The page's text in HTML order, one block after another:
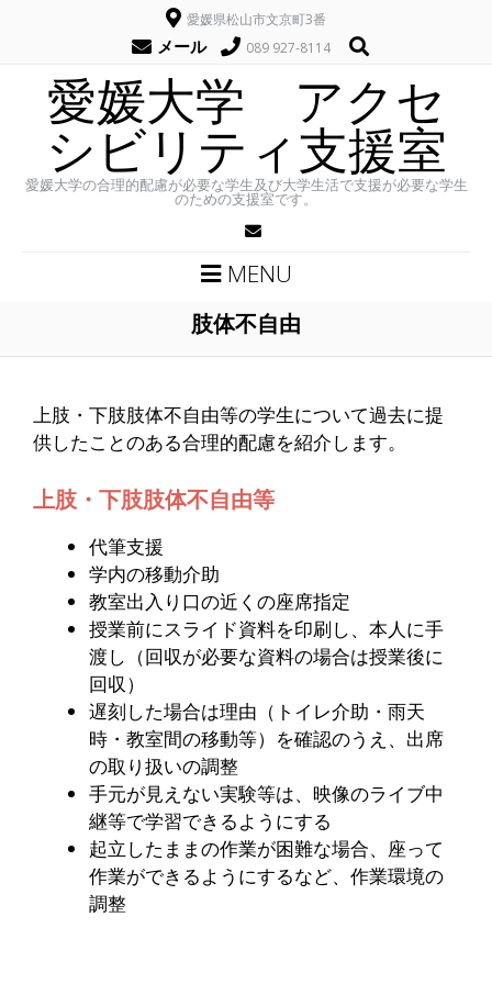
愛媛県松山市文京町3番
メール 089 927-8114
愛媛大学 アクセ
シビリティ支援室
愛媛大学の合理的配慮が必要な学生及び大学生活で支援が必要な学生
のための支援室です。
MENU
肢体不自由
上肢・下肢肢体不自由等の学生について過去に提
供したことのある合理的配慮を紹介します。
上肢・下肢肢体不自由等
代筆支援
学内の移動介助
教室出入り口の近くの座席指定
授業前にスライド資料を印刷し、本人に手
渡し（回収が必要な資料の場合は授業後に
回収）
遅刻した場合は理由（トイレ介助・雨天
時・教室間の移動等）を確認のうえ、出席
の取り扱いの調整
手元が見えない実験等は、映像のライブ中
継等で学習できるようにする
起立したままの作業が困難な場合、座って
作業ができるようにするなど、作業環境の
調整